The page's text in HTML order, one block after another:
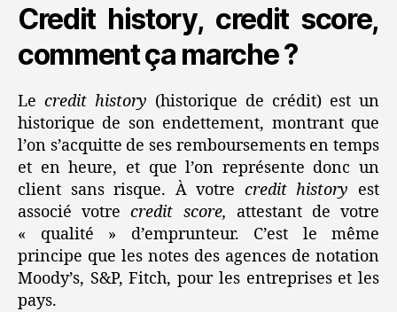
Credit history, credit score,
comment ça marche ?
Le credit history (historique de crédit) est un
historique de son endettement, montrant que
l’on s’acquitte de ses remboursements en temps
et en heure, et que l’on représente donc un
client sans risque. À votre credit history est
associé votrecredit score, attestant de votre
« qualité » d’emprunteur. C’est le même
principe que les notes des agences de notation
Moody’s, S&P, Fitch, pour les entreprises et les
pays.